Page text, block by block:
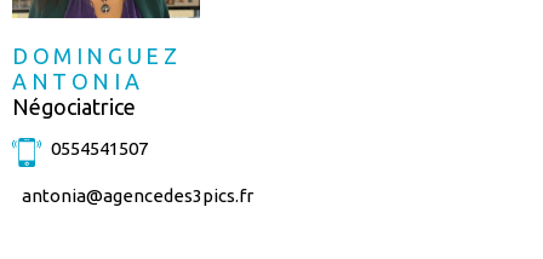
DOMINGUEZ
ANTONIA
Négociatrice
0554541507
antonia@agencedes3pics.fr